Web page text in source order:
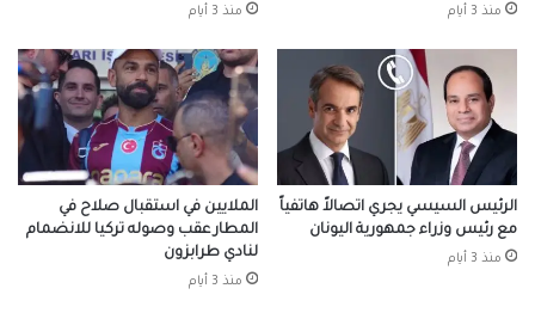
منذ 3 أيام منذ 3 أيام
الرئيس السيسي يجري اتصالاً هاتفياً
مع رئيس وزراء جمهورية اليونان
منذ 3 أيام
الملايين في استقبال صلاح في
المطار عقب وصوله تركيا للانضمام
لنادي طرابزون
منذ 3 أيام